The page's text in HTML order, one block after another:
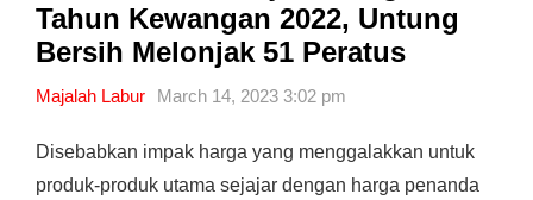
Tahun Kewangan 2022, Untung
Bersih Melonjak 51 Peratus
Majalah Labur March 14, 2023 3:02 pm
Disebabkan impak harga yang menggalakkan untuk
produk-produk utama sejajar dengan harga penanda